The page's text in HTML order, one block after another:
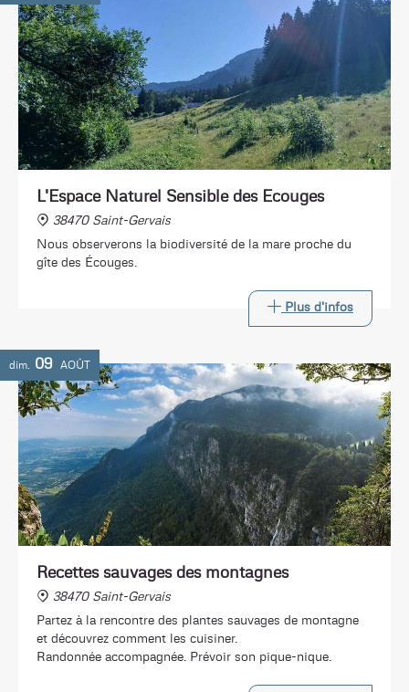
L'Espace Naturel Sensible des Ecouges
38470 Saint-Gervais
Nous observerons la biodiversité de la mare proche du
gîte des Écouges.
Plus d'infos
dim. 09 AOÛT
Recettes sauvages des montagnes
38470 Saint-Gervais
Partez à la rencontre des plantes sauvages de montagne
et découvrez comment les cuisiner.
Randonnée accompagnée. Prévoir son pique-nique.